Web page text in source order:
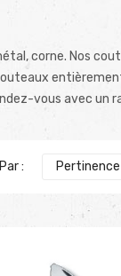
corne. Nos
vous avec
: Pertinence